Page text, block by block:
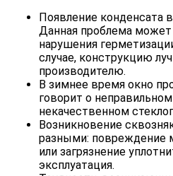
Появление конденсата
Данная проблема может
нарушения
случае, конструкцию
производителю.
В зимнее время окно
говорит о
некачественном
Возникновение
разными: повреждение
или загрязнение
эксплуатация.